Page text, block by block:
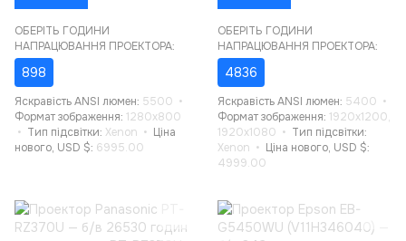
ОБЕРІТЬ ГОДИНИ
НАПРАЦЮВАННЯ ПРОЕКТОРА:
898
Яскравість ANSI люмен 5500
Формат зображення 1280x800
Тип підсвітки Xenon
Ціна
нового, USD $ 6995.00
ОБЕРІТЬ ГОДИНИ
НАПРАЦЮВАННЯ ПРОЕКТОРА:
4836
Яскравість ANSI люмен 5400
Формат зображення 1920x1200,
1920x1080
Тип підсвітки
Xenon
Ціна нового, USD $
4999.00